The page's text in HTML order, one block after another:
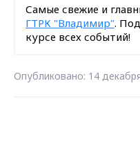
Самые свежие и
ГТРК "Владимир".
курсе всех событий!
Опубликовано: 14